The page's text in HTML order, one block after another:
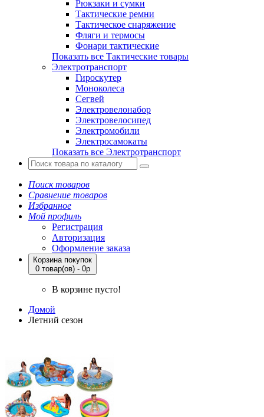
Рюкзаки и сумки
Тактические ремни
Тактическое снаряжение
Фляги и термосы
Фонари тактические
Показать все Тактические товары
Электротранспорт
Гироскутер
Моноколеса
Сегвей
Электровелонабор
Электровелосипед
Электромобили
Электросамокаты
Показать все Электротранспорт
Поиск товаров
Сравнение товаров
Избранное
Мой профиль
Регистрация
Авторизация
Оформление заказа
Корзина покупок
0 товар(ов) - 0р
В корзине пусто!
Домой
Летний сезон